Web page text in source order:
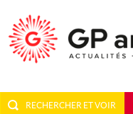
RECHERCHER ET VOIR